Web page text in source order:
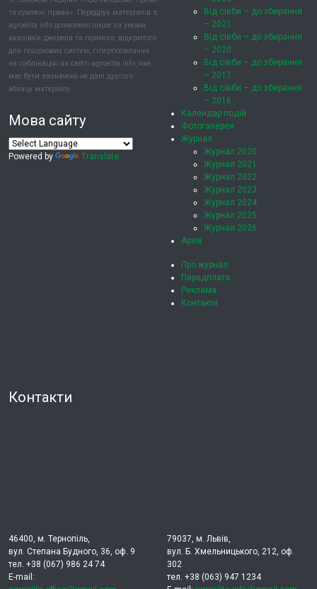
та суміжні права». Передрук матеріалів з
agroelita.info дозволено лише за умови
вказівки джерела та прямого, відкритого
для пошукових систем, гіперпосилання
на публікацію на сайті agroelita.info, яке
має бути зазначено не далі другого
абзацу матеріалу.
Мова сайту
Powered by Translate
Від сівби – до збирання
– 2021
Від сівби – до збирання
– 2020
Від сівби – до збирання
– 2017
Від сівби – до збирання
– 2016
Календар подій
Фотогалерея
Журнал
Журнал 2020
Журнал 2021
Журнал 2022
Журнал 2023
Журнал 2024
Журнал 2025
Журнал 2026
Архів
Про журнал
Передплата
Реклама
Контакти
Контакти
46400, м. Тернопіль,
вул. Степана Будного, 36, оф. 9
тел. +38 (067) 986 24 74
E-mail:
79037, м. Львів,
вул. Б. Хмельницького, 212, оф.
302
тел. +38 (063) 947 1234